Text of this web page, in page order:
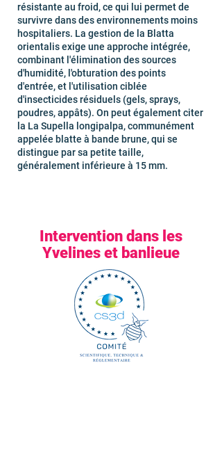
résistante au froid, ce qui lui permet de
survivre dans des environnements moins
hospitaliers. La gestion de la Blatta
orientalis exige une approche intégrée,
combinant l'élimination des sources
d'humidité, l'obturation des points
d'entrée, et l'utilisation ciblée
d'insecticides résiduels (gels, sprays,
poudres, appâts). On peut également citer
la La Supella longipalpa, communément
appelée blatte à bande brune, qui se
distingue par sa petite taille,
généralement inférieure à 15 mm.
Intervention dans les
Yvelines et banlieue